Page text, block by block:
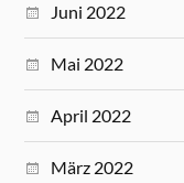
Juni 2022
Mai 2022
April 2022
März 2022